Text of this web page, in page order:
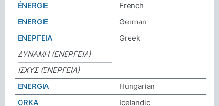
ÉNERGIE
French
ENERGIE
German
ΕΝΕΡΓΕΙΑ
Greek
ΔΥΝΑΜΗ (ΕΝΕΡΓΕΙΑ)
ΙΣΧΥΣ (ΕΝΕΡΓΕΙΑ)
ENERGIA
Hungarian
ORKA
Icelandic